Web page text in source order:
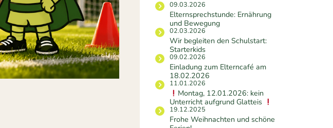
09.03.2026
Elternsprechstunde: Ernährung
und Bewegung
02.03.2026
Wir begleiten den Schulstart:
Starterkids
09.02.2026
Einladung zum Elterncafé am
18.02.2026
11.01.2026
Montag, 12.01.2026: kein
Unterricht aufgrund Glatteis
19.12.2025
Frohe Weihnachten und schöne